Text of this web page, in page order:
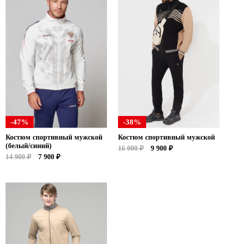
-47%
Костюм спортивный мужской
(белый/синий)
14 900 ₽
7 900 ₽
-38%
Костюм спортивный мужской
16 000 ₽
9 900 ₽